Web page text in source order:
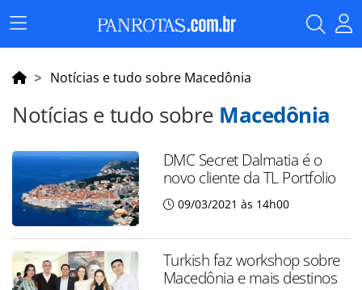
Menu
Principal
Notícias e tudo sobre Macedônia
Notícias e tudo sobre Macedônia
DMC Secret Dalmatia é o
novo cliente da TL Portfolio
09/03/2021 às 14h00
Turkish faz workshop sobre
Macedônia e mais destinos